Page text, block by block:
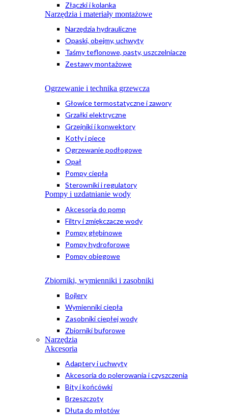
Złączki i kolanka
Narzędzia i materiały montażowe
Narzędzia hydrauliczne
Opaski, obejmy, uchwyty
Taśmy teflonowe, pasty, uszczelniacze
Zestawy montażowe
Ogrzewanie i technika grzewcza
Głowice termostatyczne i zawory
Grzałki elektryczne
Grzejniki i konwektory
Kotły i piece
Ogrzewanie podłogowe
Opał
Pompy ciepła
Sterowniki i regulatory
Pompy i uzdatnianie wody
Akcesoria do pomp
Filtry i zmiękczacze wody
Pompy głębinowe
Pompy hydroforowe
Pompy obiegowe
Zbiorniki, wymienniki i zasobniki
Bojlery
Wymienniki ciepła
Zasobniki ciepłej wody
Zbiorniki buforowe
Narzędzia
Akcesoria
Adaptery i uchwyty
Akcesoria do polerowania i czyszczenia
Bity i końcówki
Brzeszczoty
Dłuta do młotów